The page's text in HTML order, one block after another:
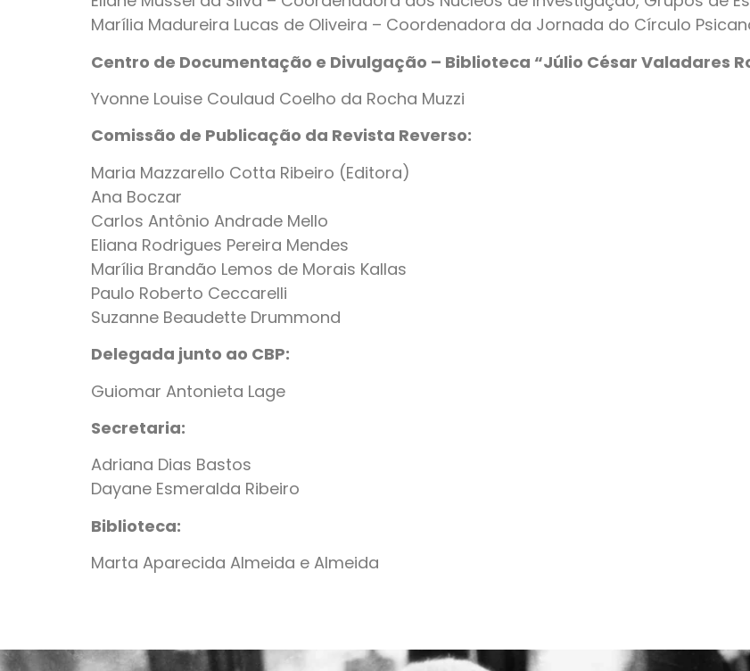
Marília Madureira Lucas de Oliveira – Coordenadora da Jornada do Círculo
Centro de Documentação e Divulgação – Biblioteca “Júlio César Valadares
Yvonne Louise Coulaud Coelho da Rocha Muzzi
Comissão de Publicação da Revista Reverso:
Maria Mazzarello Cotta Ribeiro (Editora)
Ana Boczar
Carlos Antônio Andrade Mello
Eliana Rodrigues Pereira Mendes
Marília Brandão Lemos de Morais Kallas
Paulo Roberto Ceccarelli
Suzanne Beaudette Drummond
Delegada junto ao CBP:
Guiomar Antonieta Lage
Secretaria:
Adriana Dias Bastos
Dayane Esmeralda Ribeiro
Biblioteca:
Marta Aparecida Almeida e Almeida